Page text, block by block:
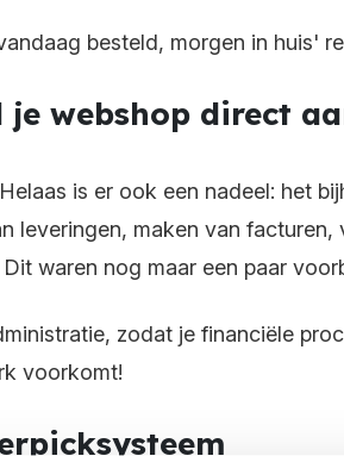
besteld, morgen in huis'
je webshop direct
is er ook een nadeel: het
leveringen, maken van facturen,
waren nog maar een paar
zodat je financiële
voorkomt!